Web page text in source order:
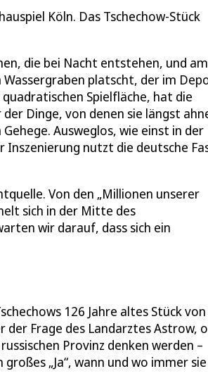
Köln. Das Tschechow-Stück
die bei Nacht entstehen, und
platscht, der im
Spielfläche, hat die
Dinge, von denen sie längst
Ausweglos, wie einst in der
Inszenierung nutzt die deutsche
Von den „Millionen unserer
sich in der Mitte des
wir darauf, dass sich ein
126 Jahre altes Stück von
der Frage des Landarztes Astrow,
Provinz denken werden –
„Ja“, wann und wo immer sie